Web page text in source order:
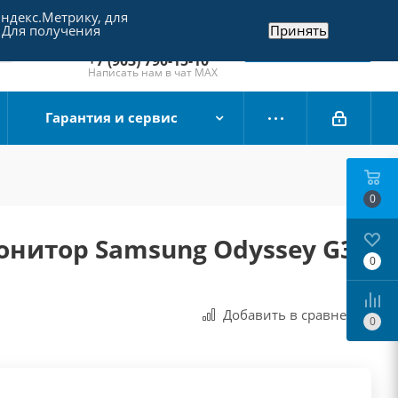
+7 (495) 790-15-10
Отдел продаж
+7 (903) 790-15-10
Написать нам в чат MAX
Заказать звонок
Гарантия и сервис
Samsung Odyssey G3
Добавить в сравнения
0
0
0
для
получения Принять